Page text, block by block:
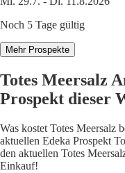
Noch 5 Tage gültig
Mehr Prospekte
Totes Meersalz
Prospekt dieser
Was kostet Totes Meersalz
aktuellen Edeka Prospekt
den aktuellen Totes
Einkauf!